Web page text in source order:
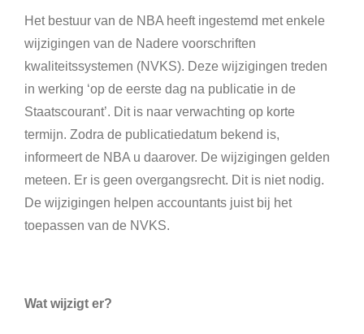
Het bestuur van de NBA heeft ingestemd met enkele
wijzigingen van de Nadere voorschriften
kwaliteitssystemen (NVKS). Deze wijzigingen treden
in werking ‘op de eerste dag na publicatie in de
Staatscourant’. Dit is naar verwachting op korte
termijn. Zodra de publicatiedatum bekend is,
informeert de NBA u daarover. De wijzigingen gelden
meteen. Er is geen overgangsrecht. Dit is niet nodig.
De wijzigingen helpen accountants juist bij het
toepassen van de NVKS.
Wat wijzigt er?